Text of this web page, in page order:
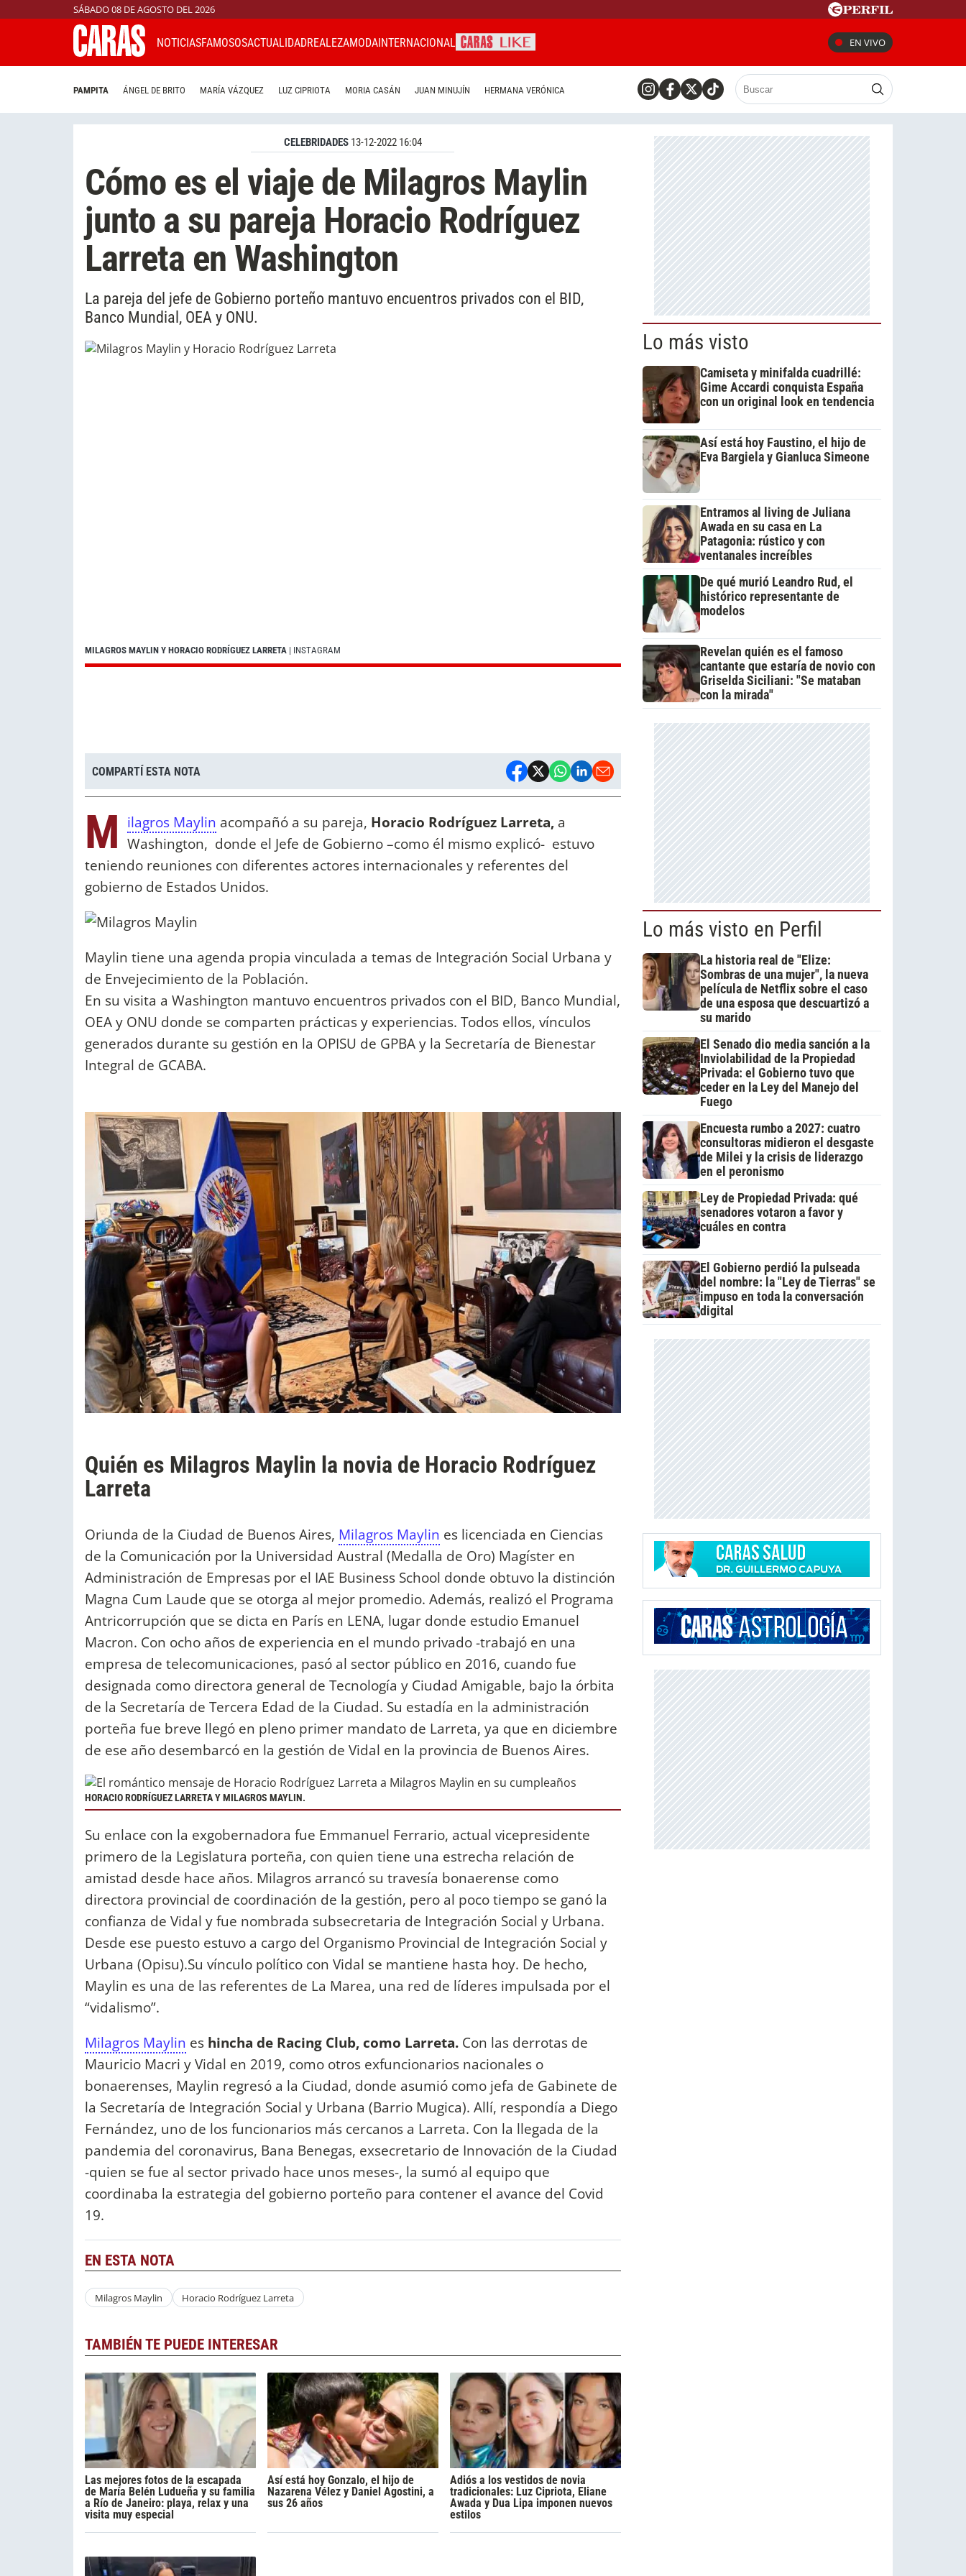
SÁBADO 08 DE AGOSTO DEL 2026
NOTICIASFAMOSOSACTUALIDADREALEZAMODAINTERNACIONAL EN VIVO
PAMPITA ÁNGEL DE BRITO MARÍA VÁZQUEZ LUZ CIPRIOTA MORIA CASÁN JUAN MINUJÍN HERMANA VERÓNICA
CELEBRIDADES 13-12-2022 16:04
Cómo es el viaje de Milagros Maylin
junto a su pareja Horacio Rodríguez
Larreta en Washington
La pareja del jefe de Gobierno porteño mantuvo encuentros privados con el BID,
Banco Mundial, OEA y ONU.
MILAGROS MAYLIN Y HORACIO RODRÍGUEZ LARRETA | INSTAGRAM
COMPARTÍ ESTA NOTA
M ilagros Maylin acompañó a su pareja, Horacio Rodríguez Larreta, a
Washington, donde el Jefe de Gobierno –como él mismo explicó- estuvo
teniendo reuniones con diferentes actores internacionales y referentes del
gobierno de Estados Unidos.
Maylin tiene una agenda propia vinculada a temas de Integración Social Urbana y
de Envejecimiento de la Población.
En su visita a Washington mantuvo encuentros privados con el BID, Banco Mundial,
OEA y ONU donde se comparten prácticas y experiencias. Todos ellos, vínculos
generados durante su gestión en la OPISU de GPBA y la Secretaría de Bienestar
Integral de GCABA.
Quién es Milagros Maylin la novia de Horacio Rodríguez
Larreta
Oriunda de la Ciudad de Buenos Aires, Milagros Maylin es licenciada en Ciencias
de la Comunicación por la Universidad Austral (Medalla de Oro) Magíster en
Administración de Empresas por el IAE Business School donde obtuvo la distinción
Magna Cum Laude que se otorga al mejor promedio. Además, realizó el Programa
Antricorrupción que se dicta en París en LENA, lugar donde estudio Emanuel
Macron. Con ocho años de experiencia en el mundo privado -trabajó en una
empresa de telecomunicaciones, pasó al sector público en 2016, cuando fue
designada como directora general de Tecnología y Ciudad Amigable, bajo la órbita
de la Secretaría de Tercera Edad de la Ciudad. Su estadía en la administración
porteña fue breve llegó en pleno primer mandato de Larreta, ya que en diciembre
de ese año desembarcó en la gestión de Vidal en la provincia de Buenos Aires.
HORACIO RODRÍGUEZ LARRETA Y MILAGROS MAYLIN.
Su enlace con la exgobernadora fue Emmanuel Ferrario, actual vicepresidente
primero de la Legislatura porteña, con quien tiene una estrecha relación de
amistad desde hace años. Milagros arrancó su travesía bonaerense como
directora provincial de coordinación de la gestión, pero al poco tiempo se ganó la
confianza de Vidal y fue nombrada subsecretaria de Integración Social y Urbana.
Desde ese puesto estuvo a cargo del Organismo Provincial de Integración Social y
Urbana (Opisu).Su vínculo político con Vidal se mantiene hasta hoy. De hecho,
Maylin es una de las referentes de La Marea, una red de líderes impulsada por el
“vidalismo”.
Milagros Maylin es hincha de Racing Club, como Larreta. Con las derrotas de
Mauricio Macri y Vidal en 2019, como otros exfuncionarios nacionales o
bonaerenses, Maylin regresó a la Ciudad, donde asumió como jefa de Gabinete de
la Secretaría de Integración Social y Urbana (Barrio Mugica). Allí, respondía a Diego
Fernández, uno de los funcionarios más cercanos a Larreta. Con la llegada de la
pandemia del coronavirus, Bana Benegas, exsecretario de Innovación de la Ciudad
-quien se fue al sector privado hace unos meses-, la sumó al equipo que
coordinaba la estrategia del gobierno porteño para contener el avance del Covid
19.
EN ESTA NOTA
Milagros Maylin Horacio Rodríguez Larreta
TAMBIÉN TE PUEDE INTERESAR
Las mejores fotos de la escapada
de María Belén Ludueña y su familia
a Río de Janeiro: playa, relax y una
visita muy especial
Así está hoy Gonzalo, el hijo de
Nazarena Vélez y Daniel Agostini, a
sus 26 años
Adiós a los vestidos de novia
tradicionales: Luz Cipriota, Eliane
Awada y Dua Lipa imponen nuevos
estilos
Lo más visto
Camiseta y minifalda cuadrillé:
Gime Accardi conquista España
con un original look en tendencia
Así está hoy Faustino, el hijo de
Eva Bargiela y Gianluca Simeone
Entramos al living de Juliana
Awada en su casa en La
Patagonia: rústico y con
ventanales increíbles
De qué murió Leandro Rud, el
histórico representante de
modelos
Revelan quién es el famoso
cantante que estaría de novio con
Griselda Siciliani: "Se mataban
con la mirada"
Lo más visto en Perfil
La historia real de "Elize:
Sombras de una mujer", la nueva
película de Netflix sobre el caso
de una esposa que descuartizó a
su marido
El Senado dio media sanción a la
Inviolabilidad de la Propiedad
Privada: el Gobierno tuvo que
ceder en la Ley del Manejo del
Fuego
Encuesta rumbo a 2027: cuatro
consultoras midieron el desgaste
de Milei y la crisis de liderazgo
en el peronismo
Ley de Propiedad Privada: qué
senadores votaron a favor y
cuáles en contra
El Gobierno perdió la pulseada
del nombre: la "Ley de Tierras" se
impuso en toda la conversación
digital